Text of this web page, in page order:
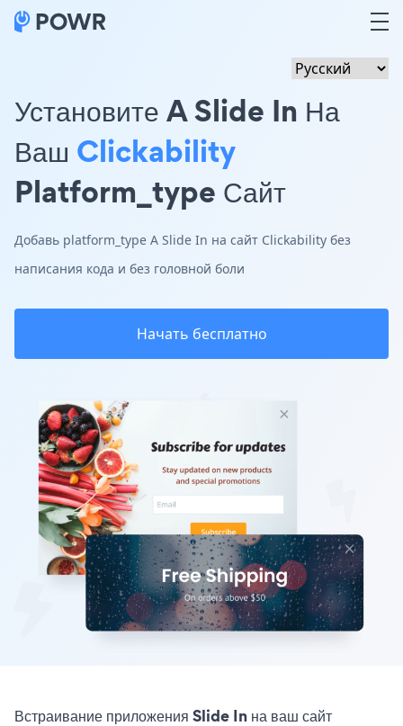
Установите A Slide In На
Ваш Clickability
Platform_type Сайт
Добавь platform_type A Slide In на сайт Clickability без
написания кода и без головной боли
Начать бесплатно
Встраивание приложения Slide In на ваш сайт